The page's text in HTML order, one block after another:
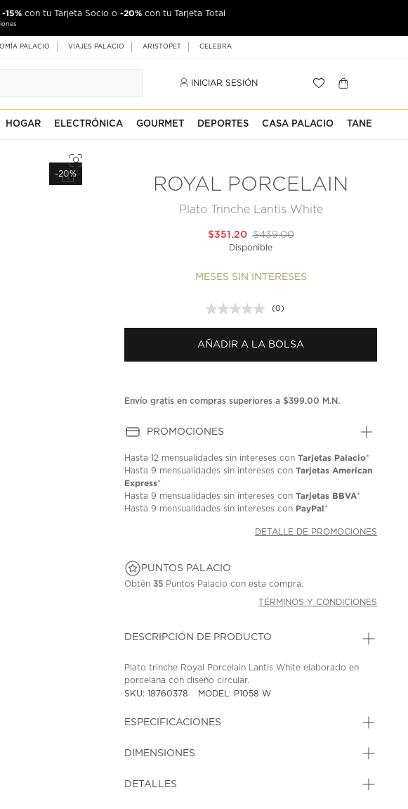
-15% con tu Tarjeta Socio o -20% con tu Tarjeta Total
PALACIO VIAJES PALACIO ARISTOPET CELEBRA
INICIAR SESIÓN
HOGAR ELECTRÓNICA GOURMET DEPORTES CASA PALACIO TANE
-20%
ROYAL PORCELAIN
Plato Trinche Lantis White
$439.00
$351.20
Disponible
MESES SIN INTERESES
Sin
puntuación.
en
la
(0)
AÑADIR A LA BOLSA
Envío gratis en compras superiores a $399.00 M.N.
PROMOCIONES
Hasta12 mensualidades sin intereses conTarjetas Palacio*
Hasta9 mensualidades sin intereses conTarjetas American
Express*
Hasta9 mensualidades sin intereses conTarjetas BBVA*
Hasta9 mensualidades sin intereses con PayPal*
DETALLE DE PROMOCIONES
PUNTOS PALACIO
Obtén35 Puntos Palacio con esta compra.
TÉRMINOS Y CONDICIONES
DESCRIPCIÓN DE PRODUCTO
Plato trinche Royal Porcelain Lantis White elaborado en
porcelana con diseño circular.
SKU: 18760378
MODEL: P1058 W
ESPECIFICACIONES
DIMENSIONES
DETALLES